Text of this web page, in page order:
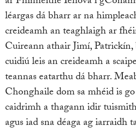
léargas dá bharr ar na
creideamh an teaghlaigh ar
Cuireann athair Jimí, Patrickín,
cuidiú leis an creideamh a
teannas eatarthu dá bharr.
Chonghaile dom sa mhéid is
caidrimh a thagann idir
agus iad sna déaga ag iarraidh